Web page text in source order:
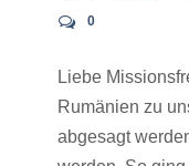
0
Liebe
Rumänien zu
abgesagt